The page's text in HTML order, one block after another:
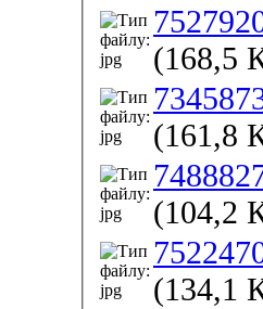
(168,5
(161,8
(104,2
(134,1